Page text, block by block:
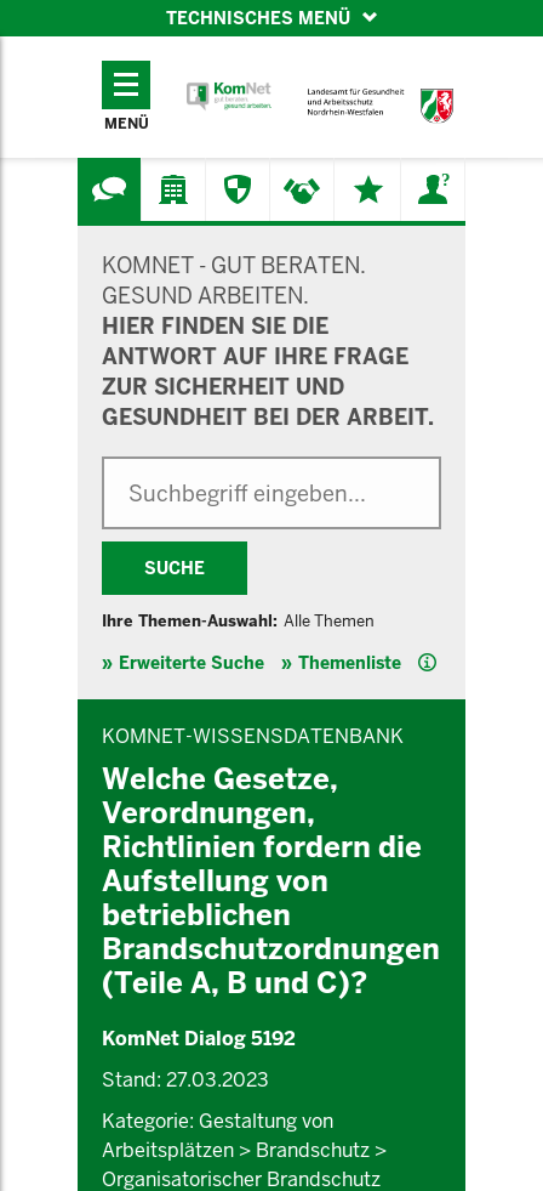
TECHNISCHES MENÜ
TECHNISCHES
MENÜ
KOMNET - GUT BERATEN.
GESUND ARBEITEN.
HIER FINDEN SIE DIE
ANTWORT AUF IHRE FRAGE
ZUR SICHERHEIT UND
GESUNDHEIT BEI DER ARBEIT.
SUCHE
Ihre Themen-Auswahl: Alle Themen
Erweiterte Suche Themenliste Hilfe
KOMNET-WISSENSDATENBANK
Welche Gesetze,
Verordnungen,
Richtlinien fordern die
Aufstellung von
betrieblichen
Brandschutzordnungen
(Teile A, B und C)?
KomNet Dialog 5192
Stand: 27.03.2023
Kategorie: Gestaltung von
Arbeitsplätzen > Brandschutz >
Organisatorischer Brandschutz